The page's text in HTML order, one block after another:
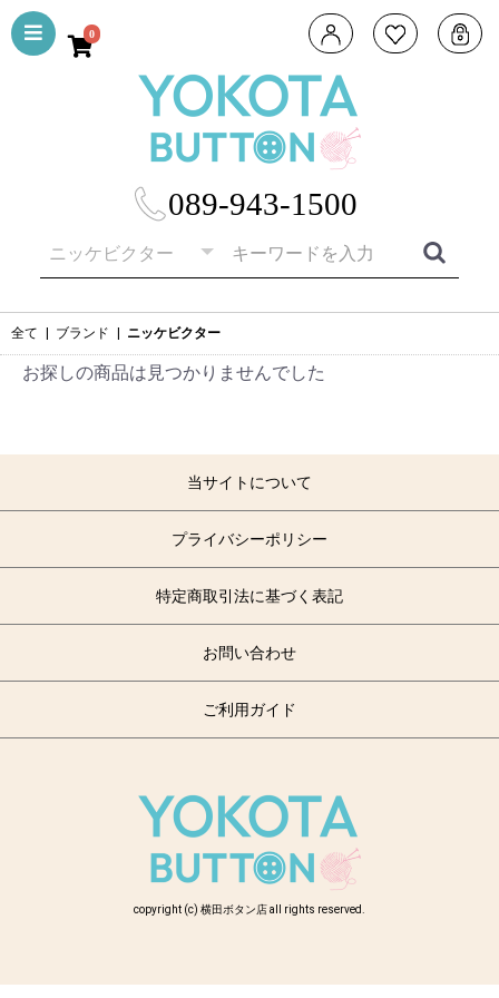
089-943-1500
0
全て ブランド ニッケビクター
お探しの商品は見つかりませんでした
当サイトについて
プライバシーポリシー
特定商取引法に基づく表記
お問い合わせ
ご利用ガイド
copyright (c) 横田ボタン店 all rights reserved.